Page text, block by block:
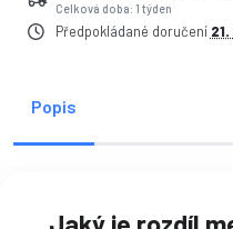
Celková doba: 1 týden
Předpokládané doručení
Popis